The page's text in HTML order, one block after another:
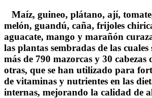
Maíz, guineo, plátano, ají,
melón, guandú, caña, frijoles
aguacate, mango y marañón
las plantas sembradas de las cuales
más de 790 mazorcas y 30 cabezas
otras, que se han utilizado para
de vitaminas y nutrientes en las
internas, mejorando la calidad de